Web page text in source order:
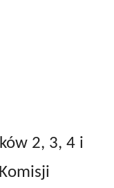
2, 3, 4 i